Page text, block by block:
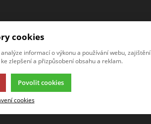
cookies
informací o výkonu a používání webu, zajištění
zlepšení a přizpůsobení obsahu a reklam.
Povolit cookies
cookies